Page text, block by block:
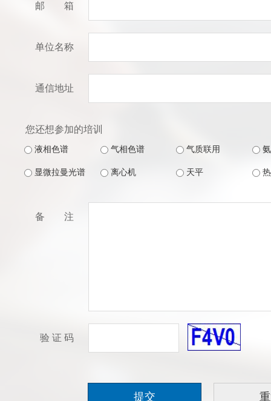
邮 箱
单位名称
通信地址
您还想参加的培训
液相色谱 气相色谱 气质联用
显微拉曼光谱 离心机 天平
备 注
验 证 码